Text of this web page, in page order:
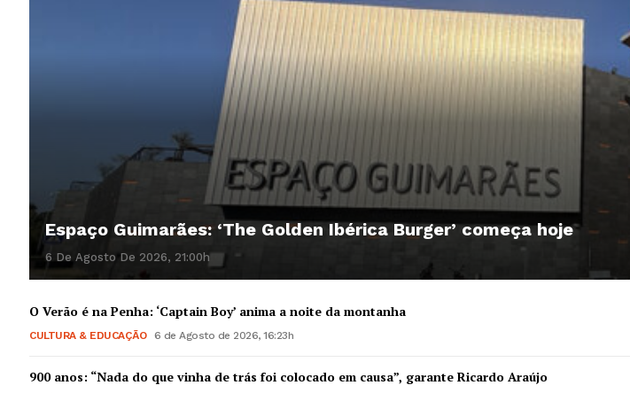
Espaço Guimarães: ‘The Golden Ibérica Burger’ começa hoje
6 De Agosto De 2026, 21:00h
O Verão é na Penha: ‘Captain Boy’ anima a noite da montanha
CULTURA & EDUCAÇÃO 6 de Agosto de 2026, 16:23h
900 anos: “Nada do que vinha de trás foi colocado em causa”, garante Ricardo Araújo